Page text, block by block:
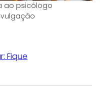
ao psicólogo
Fique